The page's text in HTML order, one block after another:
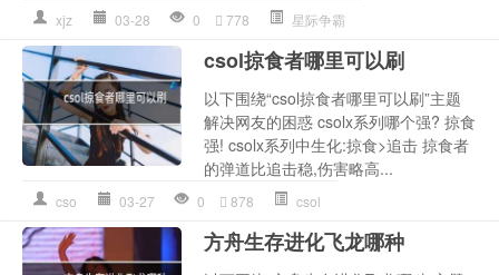
xjz 03-28 0 778 星际争霸
csol掠食者哪里可以刷
以下围绕“csol掠食者哪里可以刷”主题
解决网友的困惑 csolx系列哪个强? 掠食
强! csolx系列中生化:掠食>追击 掠食者
的弹道比追击稳,伤害略高...
cso 03-27 0 878 csol
方舟生存进化飞龙哪种